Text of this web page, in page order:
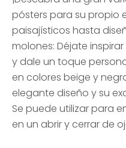
pósters para su propio
paisajísticos hasta
molones: Déjate
y dale un toque
en colores beige y
elegante diseño y su
Se puede utilizar para
en un abrir y cerrar de